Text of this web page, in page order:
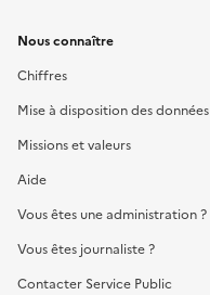
Nous connaître
Chiffres
Mise à disposition des données
Missions et valeurs
Aide
Vous êtes une administration ?
Vous êtes journaliste ?
Contacter Service Public